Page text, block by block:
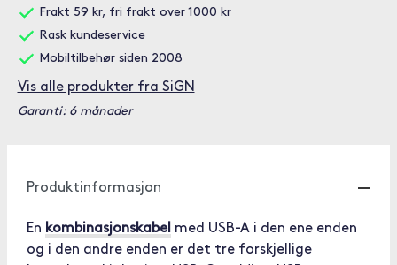
Frakt 59 kr, fri frakt over 1000 kr
Rask kundeservice
Mobiltilbehør siden 2008
Vis alle produkter fra SiGN
Garanti: 6 månader
Produktinformasjon
En kombinasjonskabel med USB-A i den ene enden
og i den andre enden er det tre forskjellige